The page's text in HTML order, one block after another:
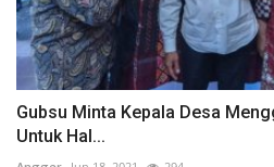
Gubsu Minta Kepala Desa
Untuk Hal...